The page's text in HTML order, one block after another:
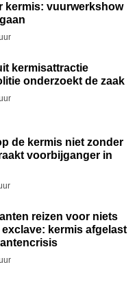
kermis: vuurwerkshow
kermisattractie
onderzoekt de zaak
de kermis niet zonder
voorbijganger in
reizen voor niets
kermis afgelast